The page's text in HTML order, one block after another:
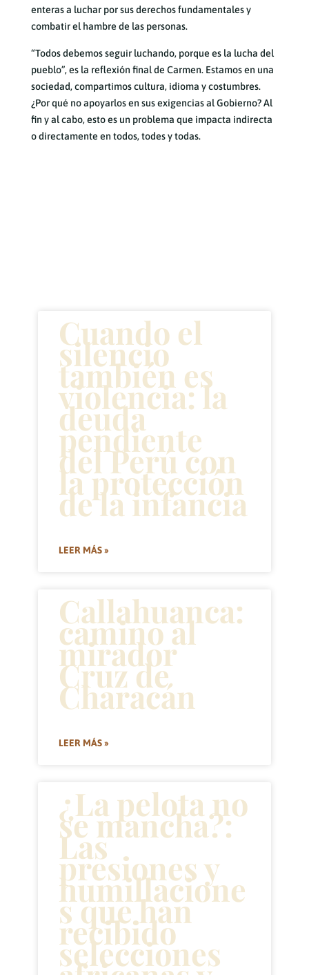
enteras a luchar por sus derechos fundamentales y
combatir el hambre de las personas.
“Todos debemos seguir luchando, porque es la lucha del
pueblo”, es la reflexión final de Carmen. Estamos en una
sociedad, compartimos cultura, idioma y costumbres.
¿Por qué no apoyarlos en sus exigencias al Gobierno? Al
fin y al cabo, esto es un problema que impacta indirecta
o directamente en todos, todes y todas.
Cuando el
silencio
también es
violencia: la
deuda
pendiente
del Perú con
la protección
de la infancia
LEER MÁS »
Callahuanca:
camino al
mirador
Cruz de
Characán
LEER MÁS »
¿La pelota no
se mancha?:
Las
presiones y
humillacione
s que han
recibido
selecciones